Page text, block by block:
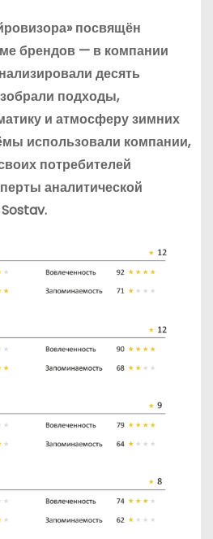
посвящён
брендов — в компании
десять
подходы,
и атмосферу зимних
использовали компании,
потребителей
аналитической